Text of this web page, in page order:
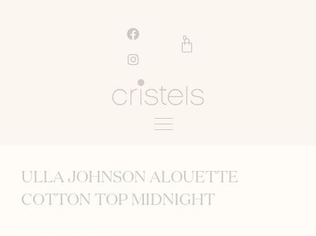
F
a
c
e
b
o
I
n
s
t
a
g
0
Kurv
ULLA JOHNSON ALOUETTE
COTTON TOP MIDNIGHT